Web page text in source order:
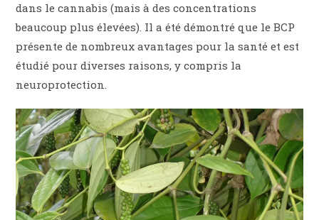
dans le cannabis (mais à des concentrations
beaucoup plus élevées). Il a été démontré que le BCP
présente de nombreux avantages pour la santé et est
étudié pour diverses raisons, y compris la
neuroprotection.